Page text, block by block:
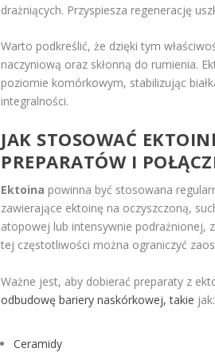
drażniących. Przyspiesza regenerację
Warto podkreślić, że dzięki tym
naczyniową oraz skłonną do rumienia.
poziomie komórkowym, stabilizując
integralności.
JAK STOSOWAĆ
PREPARATÓW I
Ektoina powinna być stosowana
zawierające ektoinę na oczyszczoną,
atopowej lub intensywnie podrażnionej,
tej częstotliwości można ograniczyć
Ważne jest, aby dobierać preparaty z
odbudowę bariery naskórkowej, takie jak:
Ceramidy